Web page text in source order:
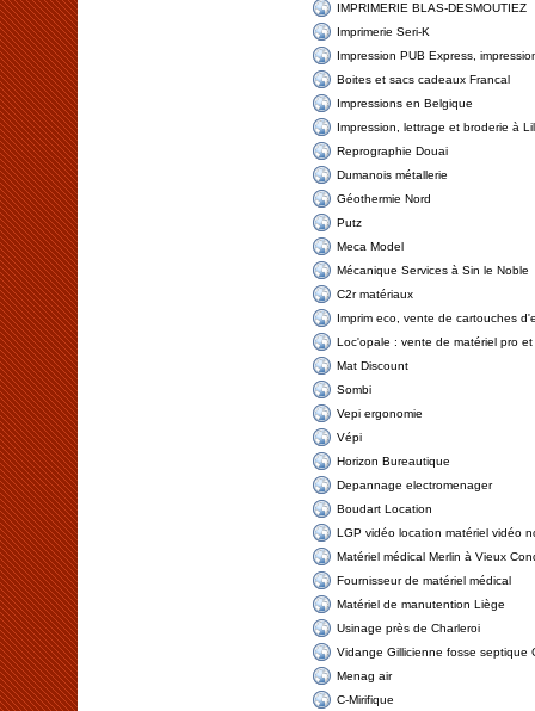
IMPRIMERIE BLAS-DESMOUTIEZ
Imprimerie Seri-K
Impression PUB Express,
Boites et sacs cadeaux Francal
Impressions en Belgique
Impression, lettrage et broderie à
Reprographie Douai
Dumanois métallerie
Géothermie Nord
Putz
Meca Model
Mécanique Services à Sin le Noble
C2r matériaux
Imprim eco, vente de cartouches
Loc'opale : vente de matériel pro et
Mat Discount
Sombi
Vepi ergonomie
Vépi
Horizon Bureautique
Depannage electromenager
Boudart Location
LGP vidéo location matériel vidéo
Matériel médical Merlin à Vieux
Fournisseur de matériel médical
Matériel de manutention Liège
Usinage près de Charleroi
Vidange Gillicienne fosse septique
Menag air
C-Mirifique